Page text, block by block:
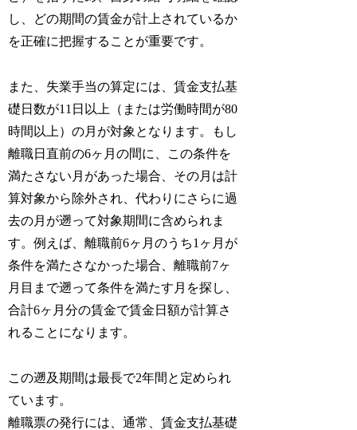
し、どの期間の賃金が計上されているか
を正確に把握することが重要です。
また、失業手当の算定には、賃金支払基
礎日数が11日以上（または労働時間が80
時間以上）の月が対象となります。もし
離職日直前の6ヶ月の間に、この条件を
満たさない月があった場合、その月は計
算対象から除外され、代わりにさらに過
去の月が遡って対象期間に含められま
す。例えば、離職前6ヶ月のうち1ヶ月が
条件を満たさなかった場合、離職前7ヶ
月目まで遡って条件を満たす月を探し、
合計6ヶ月分の賃金で賃金日額が計算さ
れることになります。
この遡及期間は最長で2年間と定められ
ています。
離職票の発行には、通常、賃金支払基礎